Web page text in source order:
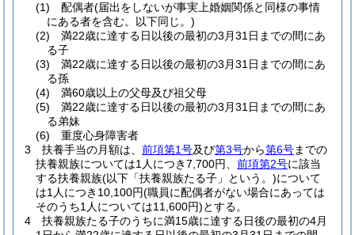
(1)
配偶者(届出をしないが事実上婚姻関係と同様の事情
にある者を含む。以下同じ。)
(2)
満22歳に達する日以後の最初の3月31日までの間にあ
る子
(3)
満22歳に達する日以後の最初の3月31日までの間にあ
る孫
(4)
満60歳以上の父母及び祖父母
(5)
満22歳に達する日以後の最初の3月31日までの間にあ
る弟妹
(6)
重度心身障害者
3
扶養手当の月額は、 前項第1号及び第3号から第6号までの
扶養親族については1人につき7,700円、 前項第2号に該当
する扶養親族(以下「扶養親族たる子」という。)について
は1人につき10,100円(職員に配偶者がない場合にあっては
そのうち1人については11,600円)とする。
4
扶養親族たる子のうちに満15歳に達する日後の最初の4月